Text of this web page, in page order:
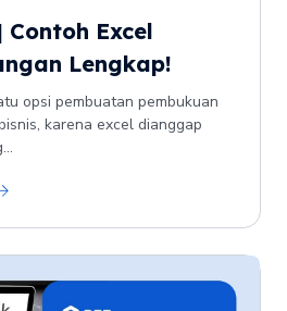
Contoh Excel
Lengkap!
opsi pembuatan pembukuan
karena excel dianggap